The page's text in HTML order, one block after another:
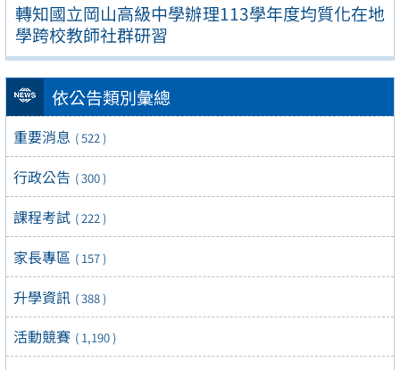
轉知國立岡山高級中學辦理113學年度均質化在地
學跨校教師社群研習
依公告類別彙總
重要消息 ( 522 )
行政公告 ( 300 )
課程考試 ( 222 )
家長專區 ( 157 )
升學資訊 ( 388 )
活動競賽 ( 1,190 )